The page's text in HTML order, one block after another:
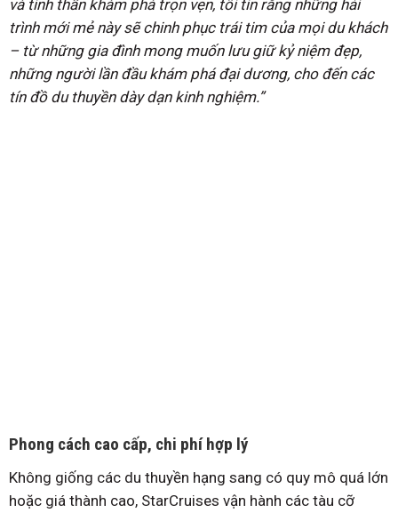
và tinh thần khám phá trọn vẹn, tôi tin rằng những hải
trình mới mẻ này sẽ chinh phục trái tim của mọi du khách
– từ những gia đình mong muốn lưu giữ kỷ niệm đẹp,
những người lần đầu khám phá đại dương, cho đến các
tín đồ du thuyền dày dạn kinh nghiệm.”
Phong cách cao cấp, chi phí hợp lý
Không giống các du thuyền hạng sang có quy mô quá lớn
hoặc giá thành cao, StarCruises vận hành các tàu cỡ